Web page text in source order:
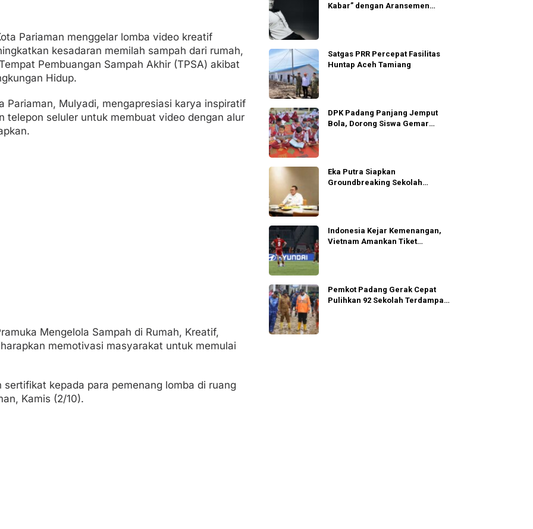
Pariaman menggelar lomba video kreatif
kesadaran memilah sampah dari rumah,
Pembuangan Sampah Akhir (TPSA) akibat
Hidup.
Pariaman, Mulyadi, mengapresiasi karya inspiratif
telepon seluler untuk membuat video dengan alur
Mengelola Sampah di Rumah, Kreatif,
memotivasi masyarakat untuk memulai
kepada para pemenang lomba di ruang
Kamis (2/10).
Kabar” dengan Aransemen
Satgas PRR Percepat Fasilitas
Huntap Aceh Tamiang
DPK Padang Panjang Jemput
Bola, Dorong Siswa Gemar
Eka Putra Siapkan
Groundbreaking Sekolah
Indonesia Kejar Kemenangan,
Vietnam Amankan Tiket
Pemkot Padang Gerak Cepat
Pulihkan 92 Sekolah Terdampak